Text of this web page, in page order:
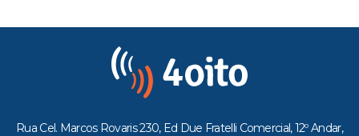
Rua Cel. Marcos Rovaris 230, Ed Due Fratelli Comercial, 12º Andar,